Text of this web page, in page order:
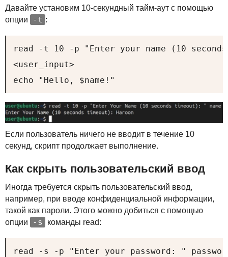
Давайте установим 10-секундный тайм-аут с помощью
опции
-t :
read -t 10 -p "Enter your name (10
<user_input>
echo "Hello, $name!"
Если пользователь ничего не вводит в течение 10
секунд, скрипт продолжает выполнение.
Как скрыть пользовательский ввод
Иногда требуется скрыть пользовательский ввод,
например, при вводе конфиденциальной информации,
такой как пароли. Этого можно добиться с помощью
опции
-s команды read:
read -s -p "Enter your password: "